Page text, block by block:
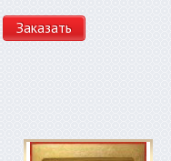
Заказать